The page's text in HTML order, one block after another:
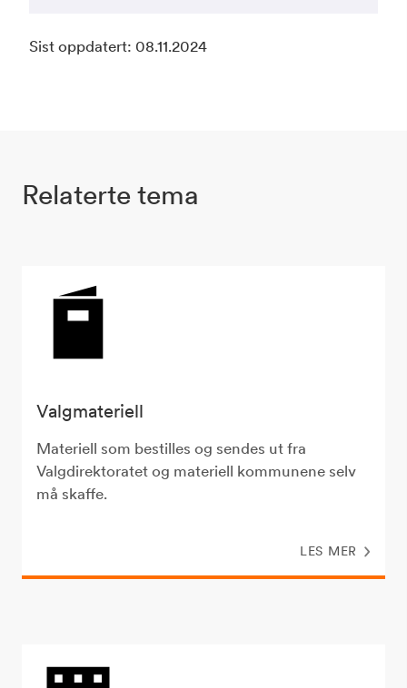
Sist oppdatert: 08.11.2024
Relaterte tema
Valgmateriell
Materiell som bestilles og sendes ut fra
Valgdirektoratet og materiell kommunene selv
må skaffe.
LES MER